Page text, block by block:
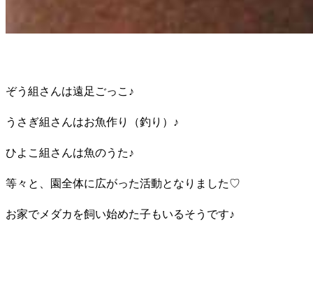
ぞう組さんは遠足ごっこ♪
うさぎ組さんはお魚作り（釣り）♪
ひよこ組さんは魚のうた♪
等々と、園全体に広がった活動となりました♡
お家でメダカを飼い始めた子もいるそうです♪